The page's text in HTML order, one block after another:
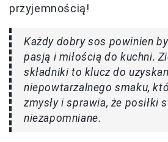
przyjemnością!
Każdy dobry sos powinien
pasją i miłością do kuchni.
składniki to klucz do
niepowtarzalnego smaku,
zmysły i sprawia, że posiłki
niezapomniane.